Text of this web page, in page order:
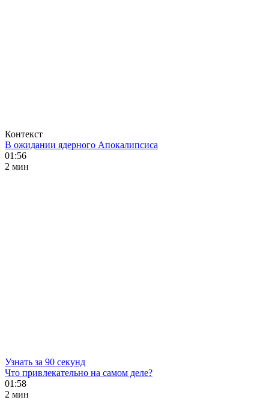
Контекст
В ожидании ядерного Апокалипсиса
01:56
2 мин
Узнать за 90 секунд
Что привлекательно на самом деле?
01:58
2 мин